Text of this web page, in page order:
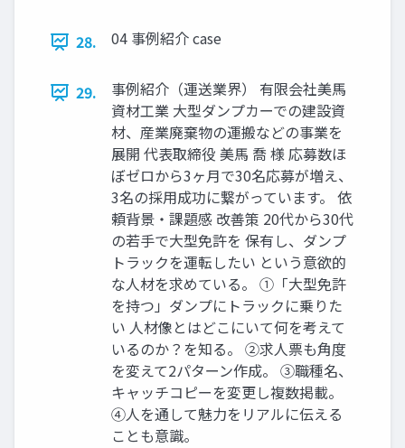
28. 04 事例紹介 case
29.
事例紹介（運送業界） 有限会社美馬
資材工業 大型ダンプカーでの建設資
材、産業廃棄物の運搬などの事業を
展開 代表取締役 美馬 喬 様 応募数ほ
ぼゼロから3ヶ月で30名応募が増え、
3名の採用成功に繋がっています。 依
頼背景・課題感 改善策 20代から30代
の若手で大型免許を 保有し、ダンプ
トラックを運転したい という意欲的
な人材を求めている。 ①「大型免許
を持つ」ダンプにトラックに乗りた
い 人材像とはどこにいて何を考えて
いるのか？を知る。 ②求人票も角度
を変えて2パターン作成。 ③職種名、
キャッチコピーを変更し複数掲載。
④人を通して魅力をリアルに伝える
ことも意識。